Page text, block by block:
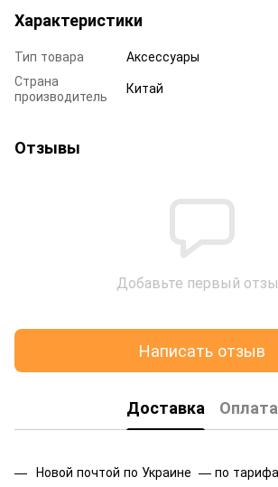
Характеристики
Тип товара
Аксессуары
Страна
производитель
Китай
Отзывы
Добавьте первый
Написать отзыв
Доставка Оплата
Новой почтой по Украине — по